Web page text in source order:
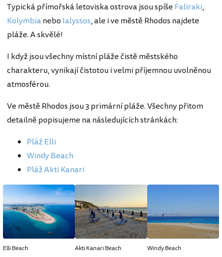
Typická přímořská letoviska ostrova jsou spíše Faliraki,
Kolymbianebo Ialyssos, ale i ve městě Rhodos najdete
pláže. A skvělé!
I když jsou všechny místní pláže čistě městského
charakteru, vynikají čistotou i velmi příjemnou uvolněnou
atmosférou.
Ve městě Rhodos jsou 3 primární pláže. Všechny přitom
detailně popisujeme na následujících stránkách:
Pláž Elli
Windy Beach
Pláž Akti Kanari
Elli Beach Akti Kanari Beach Windy Beach